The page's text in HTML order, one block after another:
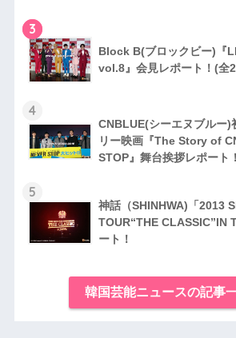
3
Block B(ブロックビー)『
vol.8』会見レポート！(全
4
CNBLUE(シーエヌブルー)
リー映画『The Story of
STOP』舞台挨拶レポート
5
神話（SHINHWA)「2013
TOUR“THE CLASSIC”IN
ート！
韓国芸能ニュースの記事